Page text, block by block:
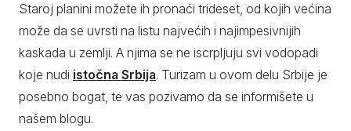
Staroj planini možete ih pronaći trideset, od kojih većina
može da se uvrsti na listu najvećih i najimpesivnijih
kaskada u zemlji. A njima se ne iscrpljuju svi vodopadi
koje nudi istočna Srbija. Turizam u ovom delu Srbije je
posebno bogat, te vas pozivamo da se informišete u
našem blogu.